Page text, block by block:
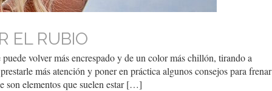
EL RUBIO
volver más encrespado y de un color más chillón, tirando a
más atención y poner en práctica algunos consejos para frenar
son elementos que suelen estar […]